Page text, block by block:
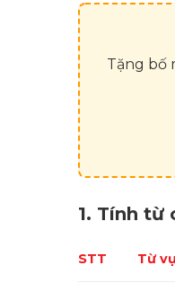
Tặng bố
1. Tính từ
STT Từ